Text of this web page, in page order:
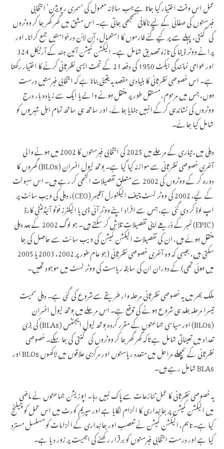
عمل اس وقت اختیار کیا جاتا ہے جب سالانہ معمول کی ‘سمری ریویژن’ انتخابی
فہرستوں کی صفائی کے لیے ناکافی سمجھی جاتی ہے۔ اس مشق میں گھر گھر جا کر ووٹروں
کی گنتی، پہلے سے پر کیے گئے فارموں کا استعمال، آن لائن درخواستیں جمع کرانا، اور
پرانے ووٹر ڈیٹا کی تازہ تصدیق شامل ہے۔ الیکشن کمیشن آئین ہند کے آرٹیکل 324
اور عوامی نمائندگی ایکٹ 1950 کی دفعہ 21 کے تحت ایسی نظرثانی کرنے کا اختیار رکھتا
ہے۔ اس خصوصی نظرثانی کا بنیادی مقصد یہ یقینی بنانا ہے کہ انتخابی فہرستیں درست
ہوں، جس میں مرحوم، مستقل طور پر منتقل ہونے والے یا ایک سے زیادہ بار درج
ووٹروں کی نشاندہی کرکے انہیں ہٹایا جائے، اور ساتھ ہی ساتھ تمام اہل شہریوں کو
شامل کیا جائے۔
دہلی میں، تیاری کے مرحلے میں 2025 کی انتخابی فہرستوں کا 2002 میں ہونے والی
آخری خصوصی نظرثانی سے موازنہ کیا گیا ہے۔ بوتھ لیول افسران (BLOs) گھروں کا
دورہ کر کے ووٹروں کی 2002 سے متعلق تفصیلات اکٹھی کر رہے ہیں۔ اس سہولت
کے لیے، 2002 کی ووٹر لسٹ چیف الیکٹورل آفیسر (CEO)، دہلی کی ویب سائٹ پر
اپ لوڈ کر دی گئی ہے، جس سے افراد اپنے ووٹر آئی ڈی یا الیکٹرز فوٹو آئیڈنٹٹی کارڈ
(EPIC) نمبر کے ذریعے اپنی تفصیلات تلاش کر سکتے ہیں۔ جو لوگ 2002 کے بعد دہلی
منتقل ہوئے ہیں، ان کی تفصیلات الیکشن کمیشن کی ویب سائٹ سے حاصل کی جا
سکتی ہیں، جیسی کہ وہ آخری خصوصی نظرثانی (جو عام طور پر 2002، 2003 یا 2005
میں ہوئی تھی) کے دوران ان کی سابقہ ریاست کی ووٹر لسٹ میں موجود تھیں۔
ملک بھر میں یہ خصوصی نظرثانی مرحلہ وار طریقے سے شروع کی گئی ہے۔ دہلی سمیت
تیسرا مرحلہ جلد ہی شروع ہونے کی توقع ہے۔ اس مرحلے میں بوتھ لیول افسران
(BLOs) اور سیاسی جماعتوں کے مقرر کردہ بوتھ لیول ایجنٹس (BLAs) کی بڑی
تعداد میں تعیناتی شامل ہے تاکہ گھر گھر جا کر ووٹروں کی گنتی کی جا سکے۔ خصوصی
نظرثانی کے پچھلے مراحل میں متعدد ریاستوں اور مرکزی علاقوں میں لاکھوں BLOs اور
BLAs شامل رہے ہیں۔
یہ خصوصی نظرثانی کا عمل تنازعات سے پاک نہیں رہا۔ اپوزیشن جماعتوں نے ماضی
میں الیکشن کمیشن پر جانبداری کا الزام لگایا ہے اور سپریم کورٹ میں اس عمل کو چیلنج
کیا ہے۔ تاہم، الیکشن کمیشن نے تعصب اور جانبداری کے الزامات کو مسلسل مسترد
کیا ہے اور درست انتخابی فہرستوں کو برقرار رکھنے کی اہمیت پر زور دیا ہے۔